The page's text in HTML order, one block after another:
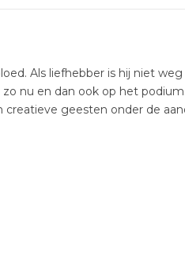
Als liefhebber is hij niet
nu en dan ook op het
creatieve geesten onder de